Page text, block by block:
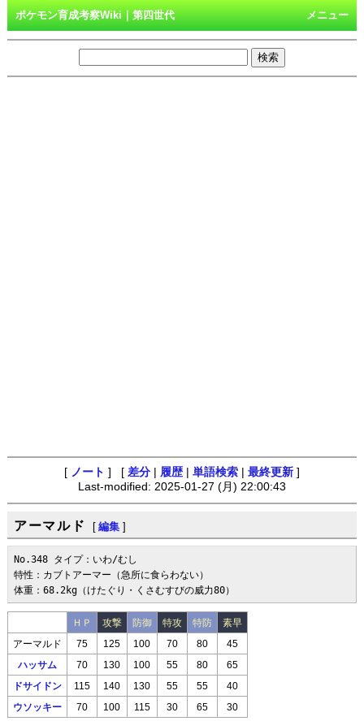
メニュー
ポケモン育成考察Wiki｜第四世代
[ ノート ] [ 差分 履歴 単語検索 最終更新 ]
Last-modified: 2025-01-27 (月) 22:00:43
アーマルド [ 編集 ]
No.348 タイプ：いわ/むし
特性：カブトアーマー（急所に食らわない）
体重：68.2kg（けたぐり・くさむすびの威力80）
ＨＰ 攻撃 防御 特攻 特防 素早
アーマルド 75 125 100 70 80 45
ハッサム 70 130 100 55 80 65
ドサイドン 115 140 130 55 55 40
ウソッキー 70 100 115 30 65 30